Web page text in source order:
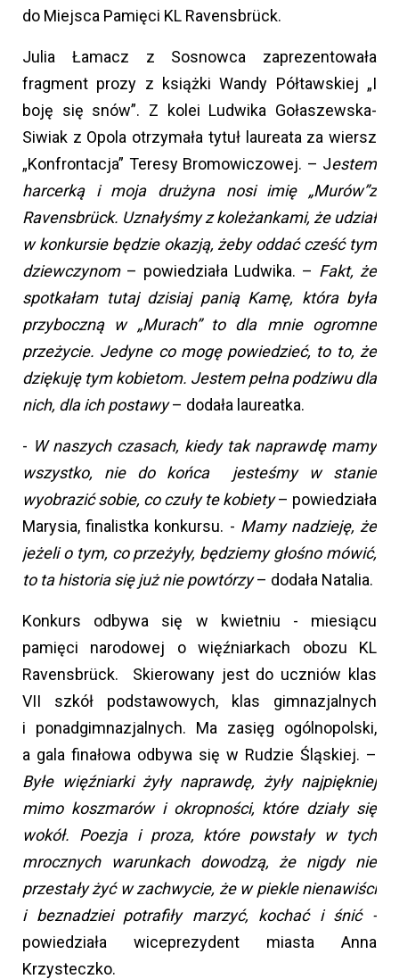
do Miejsca Pamięci KL Ravensbrück.
Julia Łamacz z Sosnowca zaprezentowała
fragment prozy z książki Wandy Półtawskiej „I
boję się snów”. Z kolei Ludwika Gołaszewska-
Siwiak z Opola otrzymała tytuł laureata za wiersz
„Konfrontacja” Teresy Bromowiczowej. – Jestem
harcerką i moja drużyna nosi imię „Murów”z
Ravensbrück. Uznałyśmy z koleżankami, że udział
w konkursie będzie okazją, żeby oddać cześć tym
dziewczynom – powiedziała Ludwika. – Fakt, że
spotkałam tutaj dzisiaj panią Kamę, która była
przyboczną w „Murach” to dla mnie ogromne
przeżycie. Jedyne co mogę powiedzieć, to to, że
dziękuję tym kobietom. Jestem pełna podziwu dla
nich, dla ich postawy– dodała laureatka.
- W naszych czasach, kiedy tak naprawdę mamy
wszystko, nie do końca jesteśmy w stanie
wyobrazić sobie, co czuły te kobiety– powiedziała
Marysia, finalistka konkursu. - Mamy nadzieję, że
jeżeli o tym, co przeżyły, będziemy głośno mówić,
to ta historia się już nie powtórzy– dodała Natalia.
Konkurs odbywa się w kwietniu - miesiącu
pamięci narodowej o więźniarkach obozu KL
Ravensbrück. Skierowany jest do uczniów klas
VII szkół podstawowych, klas gimnazjalnych
i ponadgimnazjalnych. Ma zasięg ogólnopolski,
a gala finałowa odbywa się w Rudzie Śląskiej. –
Byłe więźniarki żyły naprawdę, żyły najpiękniej
mimo koszmarów i okropności, które działy się
wokół. Poezja i proza, które powstały w tych
mrocznych warunkach dowodzą, że nigdy nie
przestały żyć w zachwycie, że w piekle nienawiści
i beznadziei potrafiły marzyć, kochać i śnić -
powiedziała wiceprezydent miasta Anna
Krzysteczko.